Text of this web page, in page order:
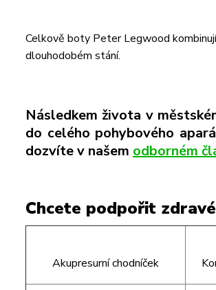
Celkově boty Peter Legwood
dlouhodobém stání.
Následkem života v
do celého pohybového
dozvíte v našem odborném
Chcete podpořit
Akupresurní chodníček